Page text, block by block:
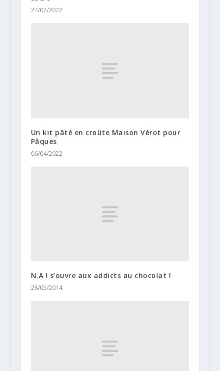
24/07/2022
Un kit pâté en croûte Maison Vérot pour
Pâques
06/04/2022
N.A ! s’ouvre aux addicts au chocolat !
28/05/2014